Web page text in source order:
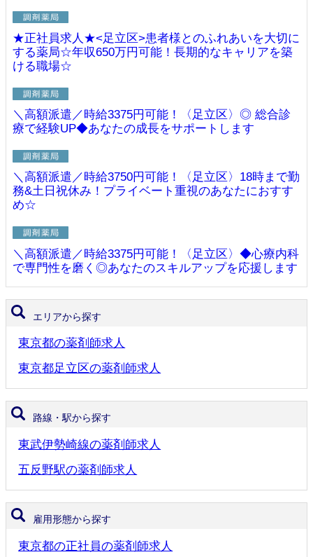
★正社員求人★<足立区>患者様とのふれあいを大切に
する薬局☆年収650万円可能！長期的なキャリアを築
ける職場☆
＼高額派遣／時給3375円可能！〈足立区〉◎ 総合診
療で経験UP◆あなたの成長をサポートします
＼高額派遣／時給3750円可能！〈足立区〉18時まで勤
務&土日祝休み！プライベート重視のあなたにおすす
め☆
＼高額派遣／時給3375円可能！〈足立区〉◆心療内科
で専門性を磨く◎あなたのスキルアップを応援します
エリアから探す
東京都の薬剤師求人
東京都足立区の薬剤師求人
路線・駅から探す
東武伊勢崎線の薬剤師求人
五反野駅の薬剤師求人
雇用形態から探す
東京都の正社員の薬剤師求人